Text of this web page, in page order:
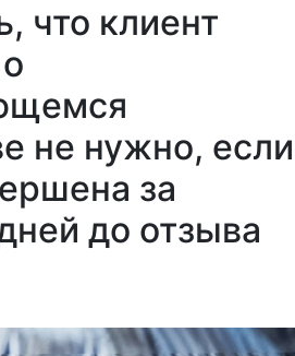
что клиент
не нужно, если
за
до отзыва